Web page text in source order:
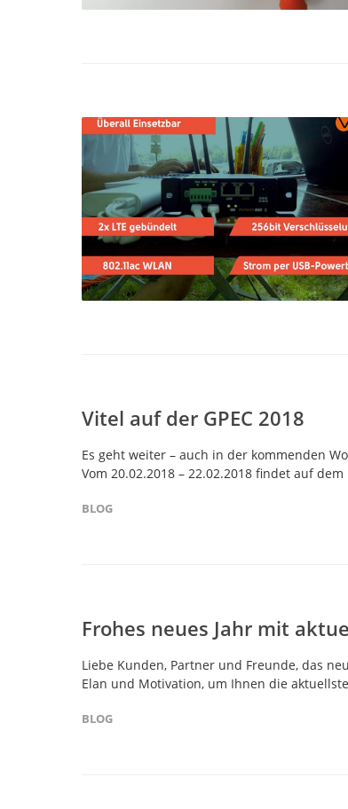
Vitel auf der GPEC 2018
Es geht weiter – auch in der kommenden
Vom 20.02.2018 – 22.02.2018 findet auf
BLOG
Frohes neues Jahr mit
Liebe Kunden, Partner und Freunde, das
Elan und Motivation, um Ihnen die
BLOG